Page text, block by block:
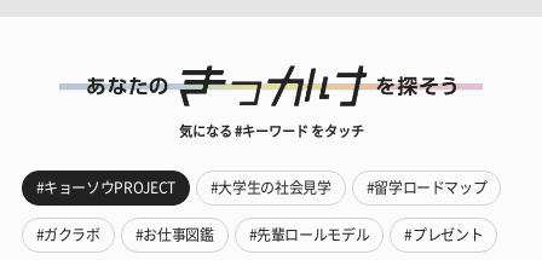
気になる #キーワード をタッチ
#キョーソウPROJECT #大学生の社会見学 #留学ロードマップ
#ガクラボ #お仕事図鑑 #先輩ロールモデル #プレゼント